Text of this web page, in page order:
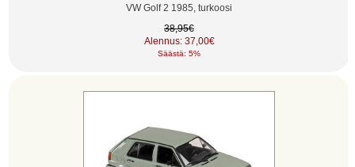
VW Golf 2 1985, turkoosi
38,95€
Alennus: 37,00€
Säästä: 5%